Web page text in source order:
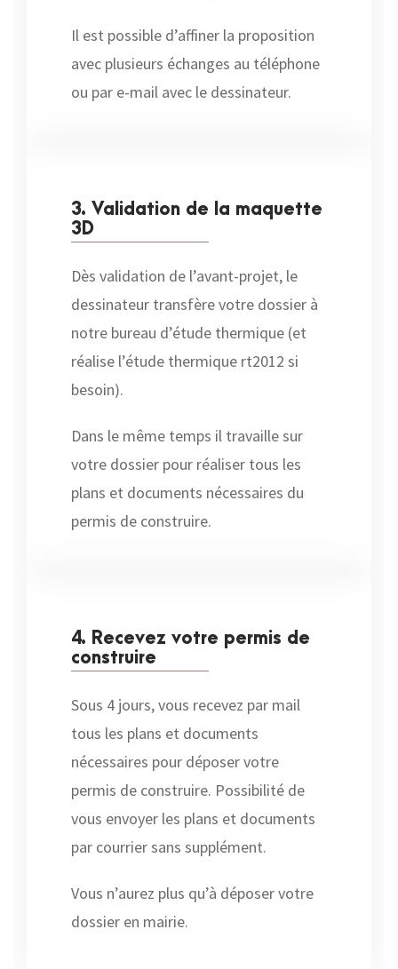
Il est possible d’affiner la proposition
avec plusieurs échanges au téléphone
ou par e-mail avec le dessinateur.
3. Validation de la maquette
3D
Dès validation de l’avant-projet, le
dessinateur transfère votre dossier à
notre bureau d’étude thermique (et
réalise l’étude thermique rt2012 si
besoin).
Dans le même temps il travaille sur
votre dossier pour réaliser tous les
plans et documents nécessaires du
permis de construire.
4. Recevez votre permis de
construire
Sous 4 jours, vous recevez par mail
tous les plans et documents
nécessaires pour déposer votre
permis de construire. Possibilité de
vous envoyer les plans et documents
par courrier sans supplément.
Vous n’aurez plus qu’à déposer votre
dossier en mairie.